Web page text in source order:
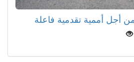
أممية تقدمية فاعلة